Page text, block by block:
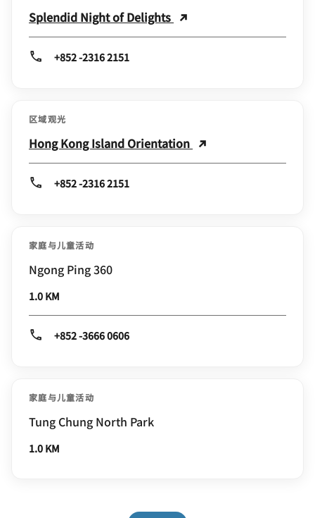
Splendid Night of Delights
+852 -2316 2151
区域观光
Hong Kong Island Orientation
+852 -2316 2151
家庭与儿童活动
Ngong Ping 360
1.0 KM
+852 -3666 0606
家庭与儿童活动
Tung Chung North Park
1.0 KM